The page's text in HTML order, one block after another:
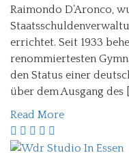
Raimondo D’Aronco,
errichtet. Seit 1933
renommiertesten
den Status einer
über dem Ausgang des
Read More